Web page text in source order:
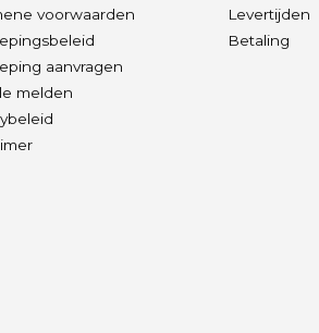
voorwaarden
aanvragen
melden
Levertijden
Betaling